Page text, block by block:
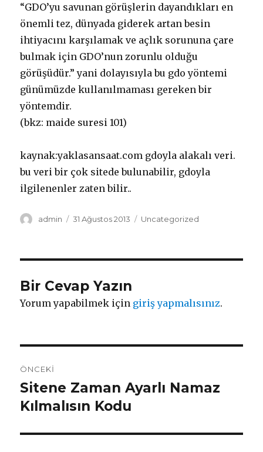
“GDO’yu savunan görüşlerin dayandıkları en
önemli tez, dünyada giderek artan besin
ihtiyacını karşılamak ve açlık sorununa çare
bulmak için GDO’nun zorunlu olduğu
görüşüdür.” yani dolayısıyla bu gdo yöntemi
günümüzde kullanılmaması gereken bir
yöntemdir.
(bkz: maide suresi 101)
kaynak:yaklasansaat.com gdoyla alakalı veri.
bu veri bir çok sitede bulunabilir, gdoyla
ilgilenenler zaten bilir..
Yazar
admin
Yayın
31 Ağustos 2013 Kategoriler
Uncategorized
Bir Cevap Yazın
Yorum yapabilmek için giriş yapmalısınız.
dolaşımı
ÖNCEKI
Önceki
yazı:
Sitene Zaman Ayarlı Namaz
Kılmalısın Kodu